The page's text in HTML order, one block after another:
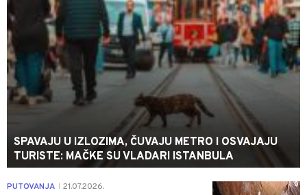
SPAVAJU U IZLOZIMA, ČUVAJU METRO I OSVAJAJU
TURISTE: MAČKE SU VLADARI ISTANBULA
0
PUTOVANJA 21.07.2026.